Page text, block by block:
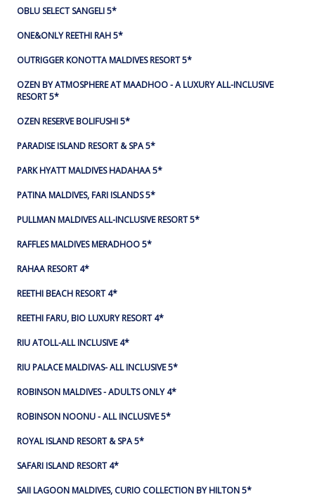
OBLU SELECT SANGELI 5*
ONE&ONLY REETHI RAH 5*
OUTRIGGER KONOTTA MALDIVES RESORT 5*
OZEN BY ATMOSPHERE AT MAADHOO - A LUXURY ALL-INCLUSIVE
RESORT 5*
OZEN RESERVE BOLIFUSHI 5*
PARADISE ISLAND RESORT & SPA 5*
PARK HYATT MALDIVES HADAHAA 5*
PATINA MALDIVES, FARI ISLANDS 5*
PULLMAN MALDIVES ALL-INCLUSIVE RESORT 5*
RAFFLES MALDIVES MERADHOO 5*
RAHAA RESORT 4*
REETHI BEACH RESORT 4*
REETHI FARU, BIO LUXURY RESORT 4*
RIU ATOLL-ALL INCLUSIVE 4*
RIU PALACE MALDIVAS- ALL INCLUSIVE 5*
ROBINSON MALDIVES - ADULTS ONLY 4*
ROBINSON NOONU - ALL INCLUSIVE 5*
ROYAL ISLAND RESORT & SPA 5*
SAFARI ISLAND RESORT 4*
SAII LAGOON MALDIVES, CURIO COLLECTION BY HILTON 5*